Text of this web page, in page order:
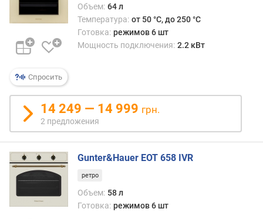
и
в
н
и
(
)
г
л
у
Спросить
Объем: 64 л
Температура: от 50 °C, до 250 °C
Готовка: режимов 6 шт
Мощность подключения: 2.2 кВт
14 249 — 14 999 грн.
2 предложения
Gunter&Hauer EOT 658 IVR
ретро
Объем: 58 л
Готовка: режимов 6 шт